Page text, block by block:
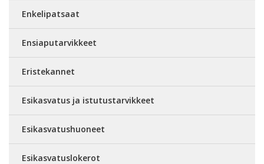
Enkelipatsaat
Ensiaputarvikkeet
Eristekannet
Esikasvatus ja istutustarvikkeet
Esikasvatushuoneet
Esikasvatuslokerot